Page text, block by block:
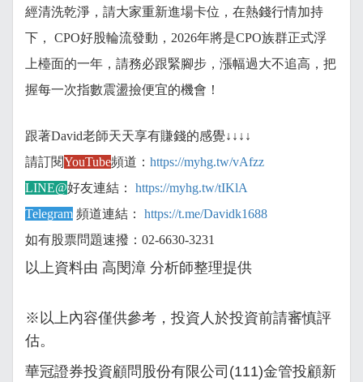
經清洗乾淨，請大家重新進場卡位，在熱錢行情加持
下， CPO好股輪流發動，2026年將是CPO族群正式浮
上檯面的一年，請務必跟緊腳步，漲幅過大不追高，把
握每一次指數震盪撿便宜的機會！
跟著David老師天天享有賺錢的感覺↓↓↓↓
請訂閱YouTube頻道： https://myhg.tw/vAfzz
LINE@好友連結： https://myhg.tw/tIKlA
Telegram 頻道連結：
https://t.me/Davidk1688
如有股票問題速撥：02-6630-3231
以上資料由 高閔漳 分析師整理提供
※以上內容僅供參考，投資人於投資前請審慎評
估。
華冠證券投資顧問股份有限公司(111)金管投顧新